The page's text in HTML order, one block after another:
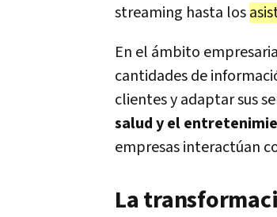
streaming hasta los
En el ámbito
cantidades de
clientes y adaptar sus
salud y el
empresas interactúan
La